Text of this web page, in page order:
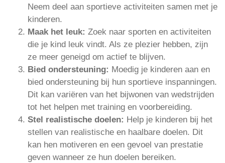
Neem deel aan sportieve activiteiten samen met je
kinderen.
Maak het leuk: Zoek naar sporten en activiteiten
die je kind leuk vindt. Als ze plezier hebben, zijn
ze meer geneigd om actief te blijven.
Bied ondersteuning: Moedig je kinderen aan en
bied ondersteuning bij hun sportieve inspanningen.
Dit kan variëren van het bijwonen van wedstrijden
tot het helpen met training en voorbereiding.
Stel realistische doelen: Help je kinderen bij het
stellen van realistische en haalbare doelen. Dit
kan hen motiveren en een gevoel van prestatie
geven wanneer ze hun doelen bereiken.